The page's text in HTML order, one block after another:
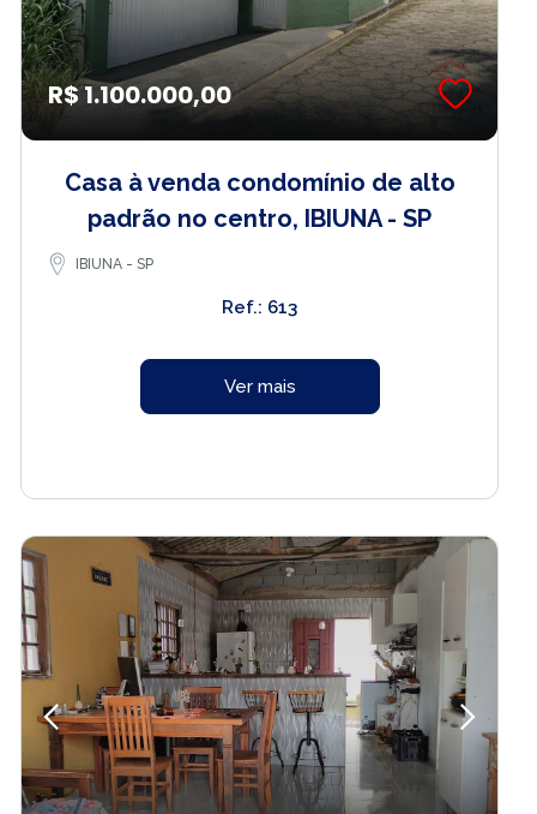
R$ 1.100.000,00
Casa à venda condomínio de alto
padrão no centro, IBIUNA - SP
IBIUNA - SP
Ref.: 613
Ver mais